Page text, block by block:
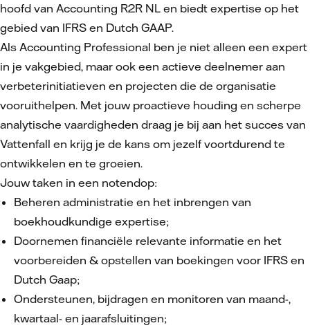
hoofd van Accounting R2R NL en biedt expertise op het
gebied van IFRS en Dutch GAAP.
Als Accounting Professional ben je niet alleen een expert
in je vakgebied, maar ook een actieve deelnemer aan
verbeterinitiatieven en projecten die de organisatie
vooruithelpen. Met jouw proactieve houding en scherpe
analytische vaardigheden draag je bij aan het succes van
Vattenfall en krijg je de kans om jezelf voortdurend te
ontwikkelen en te groeien.
Jouw taken in een notendop:
Beheren administratie en het inbrengen van
boekhoudkundige expertise;
Doornemen financiële relevante informatie en het
voorbereiden & opstellen van boekingen voor IFRS en
Dutch Gaap;
Ondersteunen, bijdragen en monitoren van maand-,
kwartaal- en jaarafsluitingen;